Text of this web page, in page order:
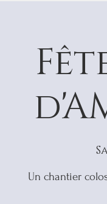
Un chantier